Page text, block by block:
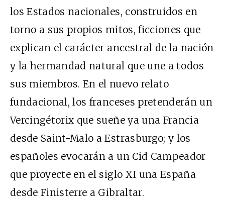
los Estados nacionales, construidos en
torno a sus propios mitos, ficciones que
explican el carácter ancestral de la nación
y la hermandad natural que une a todos
sus miembros. En el nuevo relato
fundacional, los franceses pretenderán un
Vercingétorix que sueñe ya una Francia
desde Saint-Malo a Estrasburgo; y los
españoles evocarán a un Cid Campeador
que proyecte en el siglo XI una España
desde Finisterre a Gibraltar.